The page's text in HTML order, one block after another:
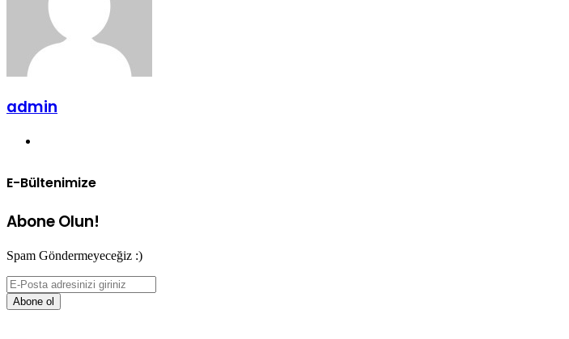
admin
E-Bültenimize
Abone Olun!
Spam Göndermeyeceğiz :)
E-
Posta
adresinizi